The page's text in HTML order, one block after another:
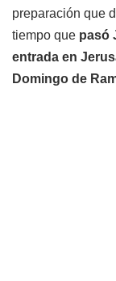
preparación que
tiempo que pasó
entrada en
Domingo de